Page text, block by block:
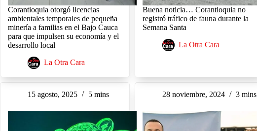
Corantioquia otorgó licencias
ambientales temporales de pequeña
minería a familias en el Bajo Cauca
para que impulsen su economía y el
desarrollo local
La Otra Cara
Buena noticia… Corantioquia no
registró tráfico de fauna durante la
Semana Santa
La Otra Cara
15 agosto, 2025 5 mins 28 noviembre, 2024 3 mins